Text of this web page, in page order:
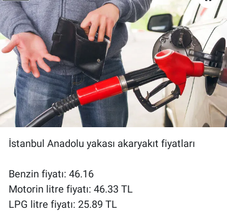
İstanbul Anadolu yakası akaryakıt fiyatları
Benzin fiyatı: 46.16
Motorin litre fiyatı: 46.33 TL
LPG litre fiyatı: 25.89 TL